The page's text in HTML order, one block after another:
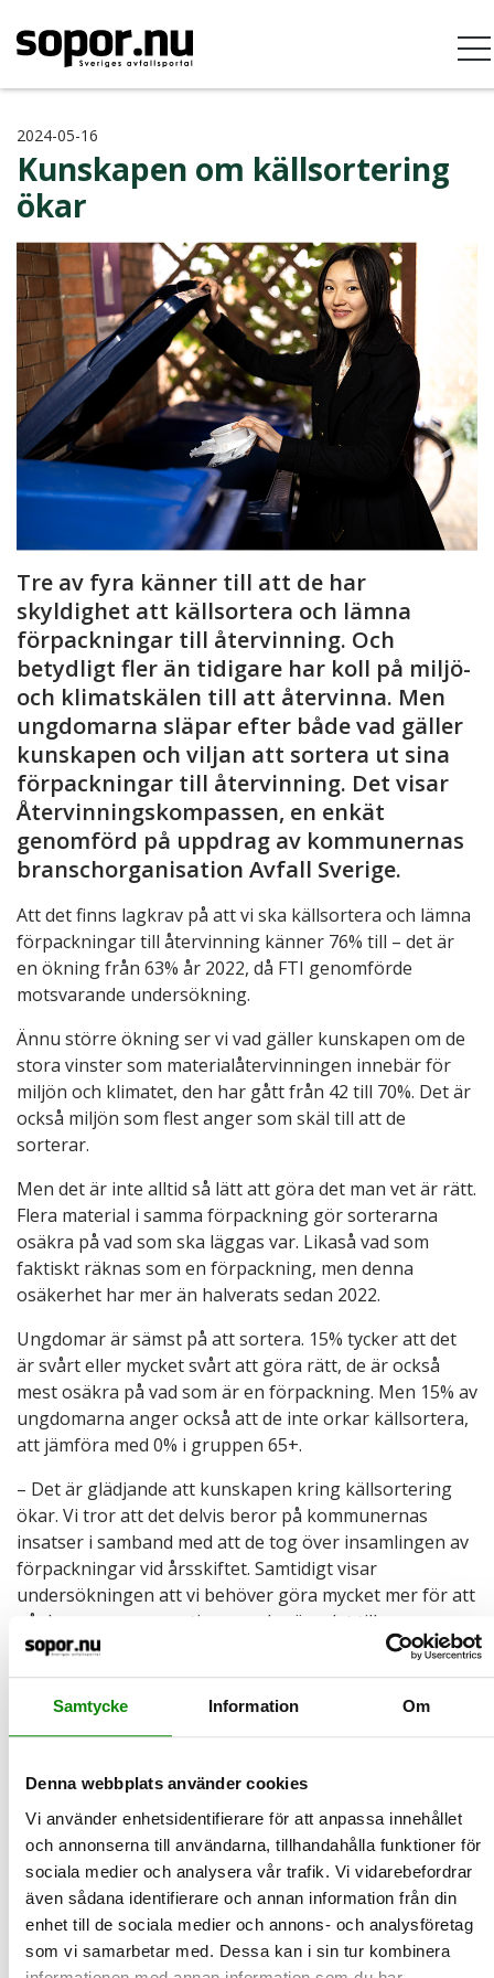
Samtycke Information Om
Denna webbplats använder cookies
Vi använder enhetsidentifierare för att anpassa innehållet
och annonserna till användarna, tillhandahålla funktioner för
sociala medier och analysera vår trafik. Vi vidarebefordrar
även sådana identifierare och annan information från din
enhet till de sociala medier och annons- och analysföretag
som vi samarbetar med. Dessa kan i sin tur kombinera
2024-05-16
Kunskapen om källsortering
ökar
Tre av fyra känner till att de har
skyldighet att källsortera och lämna
förpackningar till återvinning. Och
betydligt fler än tidigare har koll på miljö-
och klimatskälen till att återvinna. Men
ungdomarna släpar efter både vad gäller
kunskapen och viljan att sortera ut sina
förpackningar till återvinning. Det visar
Återvinningskompassen, en enkät
genomförd på uppdrag av kommunernas
branschorganisation Avfall Sverige.
Att det finns lagkrav på att vi ska källsortera och lämna
förpackningar till återvinning känner 76% till – det är
en ökning från 63% år 2022, då FTI genomförde
motsvarande undersökning.
Ännu större ökning ser vi vad gäller kunskapen om de
stora vinster som materialåtervinningen innebär för
miljön och klimatet, den har gått från 42 till 70%. Det är
också miljön som flest anger som skäl till att de
sorterar.
Men det är inte alltid så lätt att göra det man vet är rätt.
Flera material i samma förpackning gör sorterarna
osäkra på vad som ska läggas var. Likaså vad som
faktiskt räknas som en förpackning, men denna
osäkerhet har mer än halverats sedan 2022.
Ungdomar är sämst på att sortera. 15% tycker att det
är svårt eller mycket svårt att göra rätt, de är också
mest osäkra på vad som är en förpackning. Men 15% av
ungdomarna anger också att de inte orkar källsortera,
att jämföra med 0% i gruppen 65+.
– Det är glädjande att kunskapen kring källsortering
ökar. Vi tror att det delvis beror på kommunernas
insatser i samband med att de tog över insamlingen av
förpackningar vid årsskiftet. Samtidigt visar
undersökningen att vi behöver göra mycket mer för att
nå den yngre generationen och göra det till en
självklarhet även för dem att sortera ut sina
förpackningar till återvinning, säger Anna-Carin
Gripwall, kommunikationschef på Avfall Sverige.
Faktaruta
Återvinningskompassen genomförs i Avfall Sveriges
regi för första gången under 2024. Den omfattar 1 000
intervjuer i form av en webbenkät, utförd av Origo
Group.
Återvinningskompassen kommer att bli en
återkommande undersökning för att granska
svenskarnas attityd och kunskap kring källsortering av